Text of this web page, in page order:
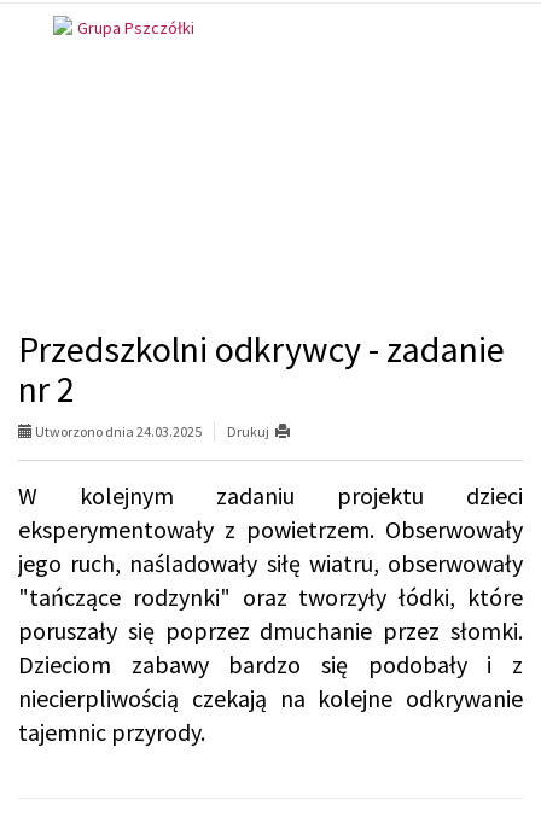
Przedszkolni odkrywcy - zadanie
nr 2
Utworzono dnia 24.03.2025 Drukuj
W kolejnym zadaniu projektu dzieci
eksperymentowały z powietrzem. Obserwowały
jego ruch, naśladowały siłę wiatru, obserwowały
"tańczące rodzynki" oraz tworzyły łódki, które
poruszały się poprzez dmuchanie przez słomki.
Dzieciom zabawy bardzo się podobały i z
niecierpliwością czekają na kolejne odkrywanie
tajemnic przyrody.